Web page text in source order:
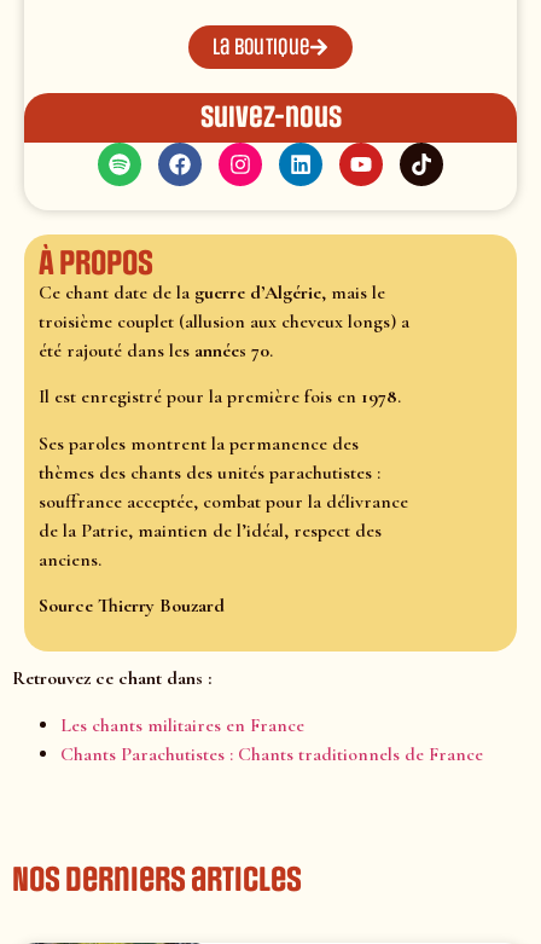
La boutique
Suivez-nous
À propos
Ce chant date de la guerre d’Algérie, mais le
troisième couplet (allusion aux cheveux longs) a
été rajouté dans les années 70.
Il est enregistré pour la première fois en 1978.
Ses paroles montrent la permanence des
thèmes des chants des unités parachutistes :
souffrance acceptée, combat pour la délivrance
de la Patrie, maintien de l’idéal, respect des
anciens.
Source Thierry Bouzard
Retrouvez ce chant dans :
Les chants militaires en France
Chants Parachutistes : Chants traditionnels de France
Nos derniers articles